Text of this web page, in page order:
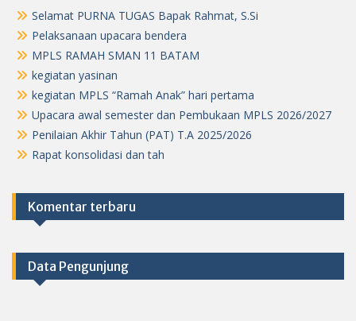
Selamat PURNA TUGAS Bapak Rahmat, S.Si
Pelaksanaan upacara bendera
MPLS RAMAH SMAN 11 BATAM
kegiatan yasinan
kegiatan MPLS “Ramah Anak” hari pertama
Upacara awal semester dan Pembukaan MPLS 2026/2027
Penilaian Akhir Tahun (PAT) T.A 2025/2026
Rapat konsolidasi dan tah
Komentar terbaru
Data Pengunjung